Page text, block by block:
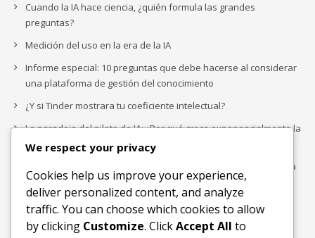
Cuando la IA hace ciencia, ¿quién formula las grandes
preguntas?
Medición del uso en la era de la IA
Informe especial: 10 preguntas que debe hacerse al considerar
una plataforma de gestión del conocimiento
¿Y si Tinder mostrara tu coeficiente intelectual?
La paradoja del piloto de IA: ¿Por qué crece exponencialmente la
complejidad de la IA empresarial?
Los organigramas de marketing se crearon para los canales. La
IA acaba de dejarlos obsoletos.
Buscar
We respect your privacy
Cookies help us improve your experience,
deliver personalized content, and analyze
traffic. You can choose which cookies to allow
by clicking Customize. ClickAccept All to